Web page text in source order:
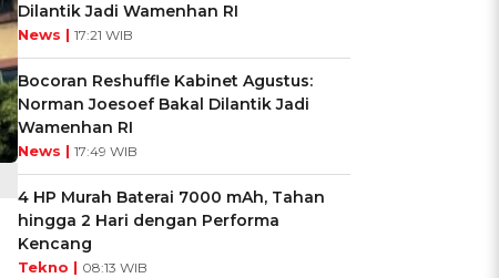
Dilantik Jadi Wamenhan RI
News | 17:21 WIB
Bocoran Reshuffle Kabinet Agustus:
Norman Joesoef Bakal Dilantik Jadi
Wamenhan RI
News | 17:49 WIB
4 HP Murah Baterai 7000 mAh, Tahan
hingga 2 Hari dengan Performa
Kencang
Tekno | 08:13 WIB